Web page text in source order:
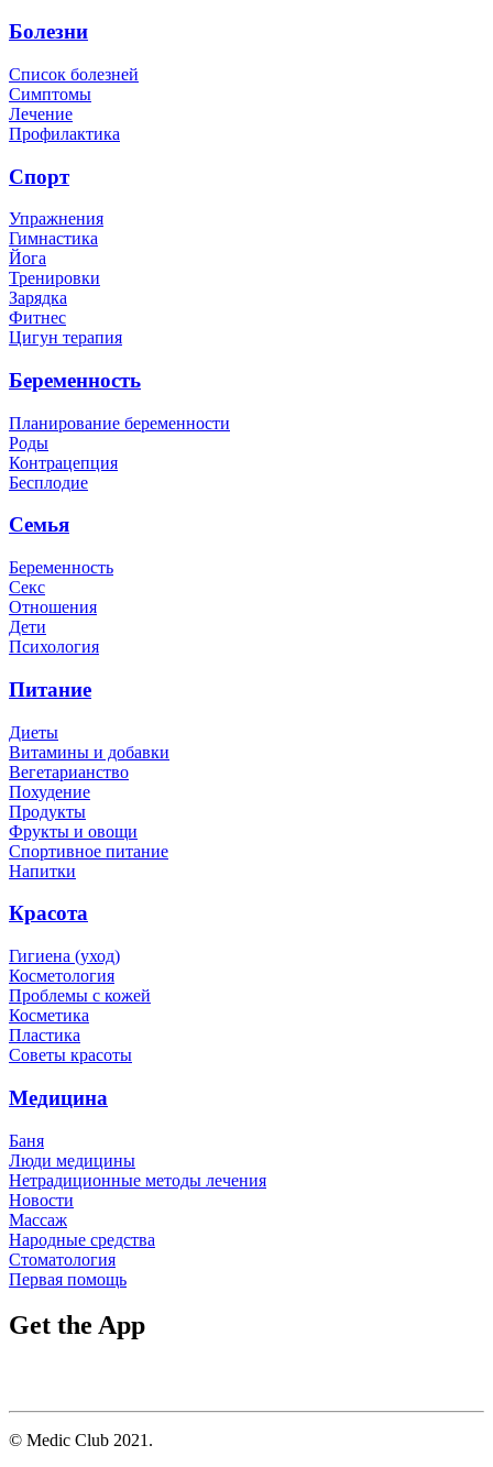
Болезни
Список болезней
Симптомы
Лечение
Профилактика
Спорт
Упражнения
Гимнастика
Йога
Тренировки
Зарядка
Фитнес
Цигун терапия
Беременность
Планирование беременности
Роды
Контрацепция
Бесплодие
Семья
Беременность
Секс
Отношения
Дети
Психология
Питание
Диеты
Витамины и добавки
Вегетарианство
Похудение
Продукты
Фрукты и овощи
Спортивное питание
Напитки
Красота
Гигиена (уход)
Косметология
Проблемы с кожей
Косметика
Пластика
Советы красоты
Медицина
Баня
Люди медицины
Нетрадиционные методы лечения
Новости
Массаж
Народные средства
Стоматология
Первая помощь
Get the App
© Medic Club 2021.